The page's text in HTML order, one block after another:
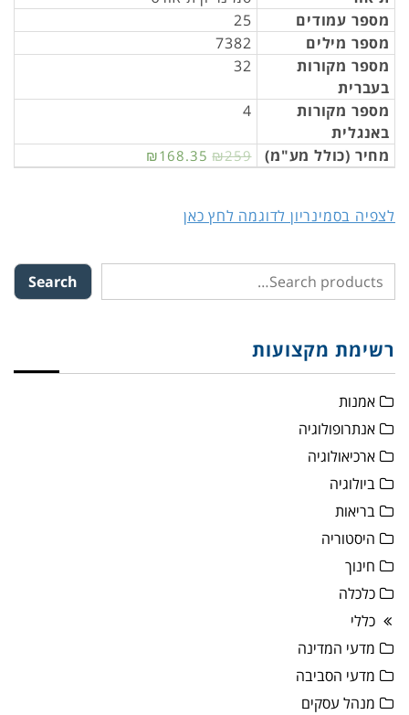
מספר עמודים
25
מספר מילים
7382
מספר מקורות
בעברית
32
מספר מקורות
באנגלית
4
מחיר (כולל מע"מ) ₪168.35 ₪259
לצפיה בסמינריון לדוגמה לחץ כאן
Search
רשימת מקצועות
אמנות
אנתרופולוגיה
ארכיאולוגיה
ביולוגיה
בריאות
היסטוריה
חינוך
כלכלה
כללי
מדעי המדינה
מדעי הסביבה
מנהל עסקים